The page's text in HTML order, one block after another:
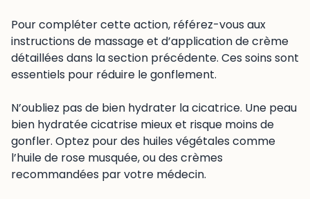
Pour compléter cette action, référez-vous aux
instructions de massage et d’application de crème
détaillées dans la section précédente. Ces soins sont
essentiels pour réduire le gonflement.
N’oubliez pas de bien hydrater la cicatrice. Une peau
bien hydratée cicatrise mieux et risque moins de
gonfler. Optez pour des huiles végétales comme
l’huile de rose musquée, ou des crèmes
recommandées par votre médecin.